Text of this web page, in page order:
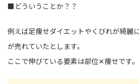
■どういうことか？？
例えば足痩せダイエットやくびれが綺麗
が売れていたとします。
ここで伸びている要素は部位✕痩せです。